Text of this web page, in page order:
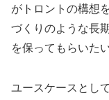
がトロントの構想
づくりのような長
を保ってもらいたい
ユースケースとし